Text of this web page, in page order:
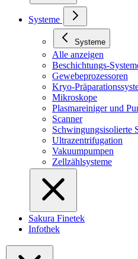
Systeme
Systeme
Alle anzeigen
Beschichtungs-
Gewebeprozessoren
Kryo-
Mikroskope
Plasmareiniger und
Scanner
Schwingungsisolierte
Ultrazentrifugation
Vakuumpumpen
Zellzählsysteme
Sakura Finetek
Infothek